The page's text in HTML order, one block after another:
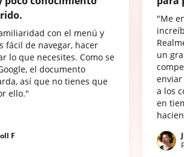
con el menú y
fácil de navegar, hacer
lo que necesites. Como se
el documento
así que no tienes que
ello."
F
"Me
un
a los
en